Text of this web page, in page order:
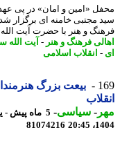
«امین و امان» در پی عهد
مجتبی خامنه ای برگزار شد. -
و هنر با حضرت آیت الله
فرهنگ و هنر-آیت الله سید -
انقلاب اسلامی
بیعت بزرگ هنرمندان
-سیاسی-
81074216